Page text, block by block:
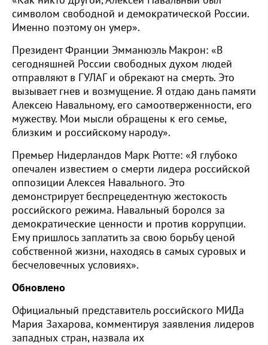
символом свободной и демократической России.
Именно поэтому он умер».
Президент Франции Эмманюэль Макрон: «В
сегодняшней России свободных духом людей
отправляют в ГУЛАГ и обрекают на смерть. Это
вызывает гнев и возмущение. Я отдаю дань памяти
Алексею Навальному, его самоотверженности, его
мужеству. Мои мысли обращены к его семье,
близким и российскому народу».
Премьер Нидерландов Марк Рютте: «Я глубоко
опечален известием о смерти лидера российской
оппозиции Алексея Навального. Это
демонстрирует беспрецедентную жестокость
российского режима. Навальный боролся за
демократические ценности и против коррупции.
Ему пришлось заплатить за свою борьбу ценой
собственной жизни, находясь в самых суровых и
бесчеловечных условиях».
Обновлено
Официальный представитель российского МИДа
Мария Захарова, комментируя заявления лидеров
западных стран, назвала их